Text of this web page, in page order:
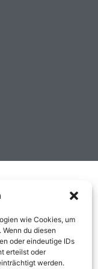
wie Cookies, um
du diesen
oder eindeutige IDs
erteilst oder
werden.